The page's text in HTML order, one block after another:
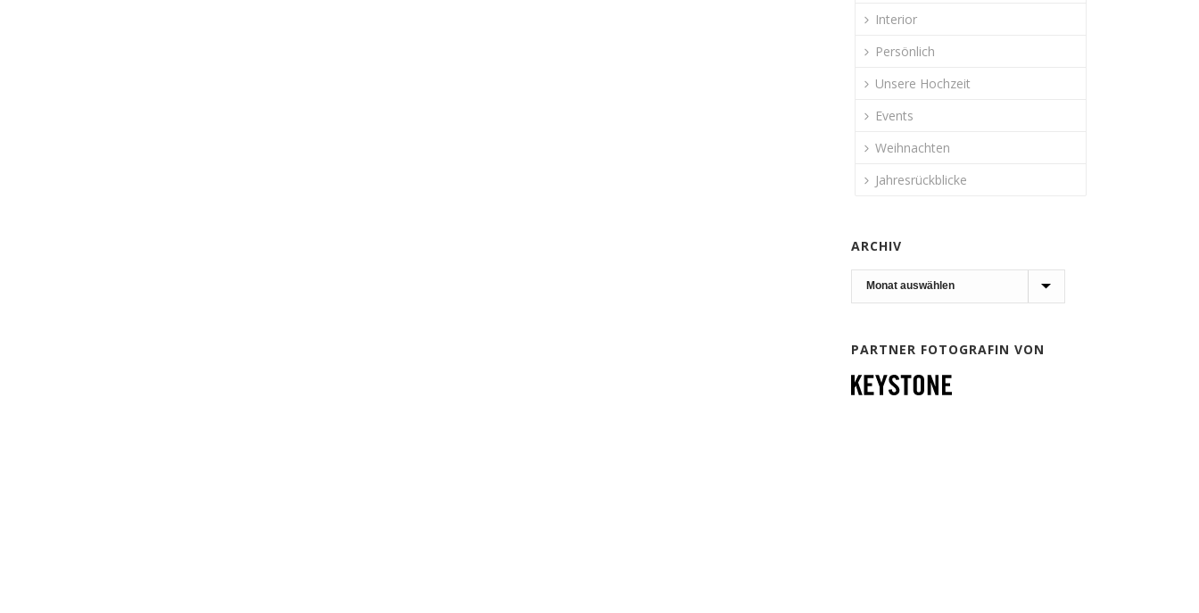
Interior
Persönlich
Unsere Hochzeit
Events
Weihnachten
Jahresrückblicke
ARCHIV
Archiv
PARTNER FOTOGRAFIN VON